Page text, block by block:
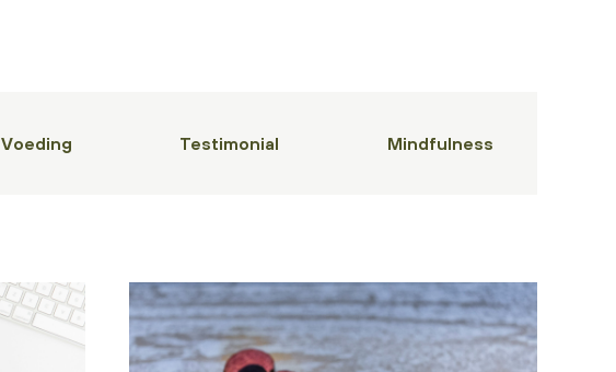
Voeding Testimonial Mindfulness